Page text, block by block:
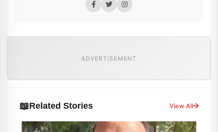
ADVERTISEMENT
📖Related Stories View All